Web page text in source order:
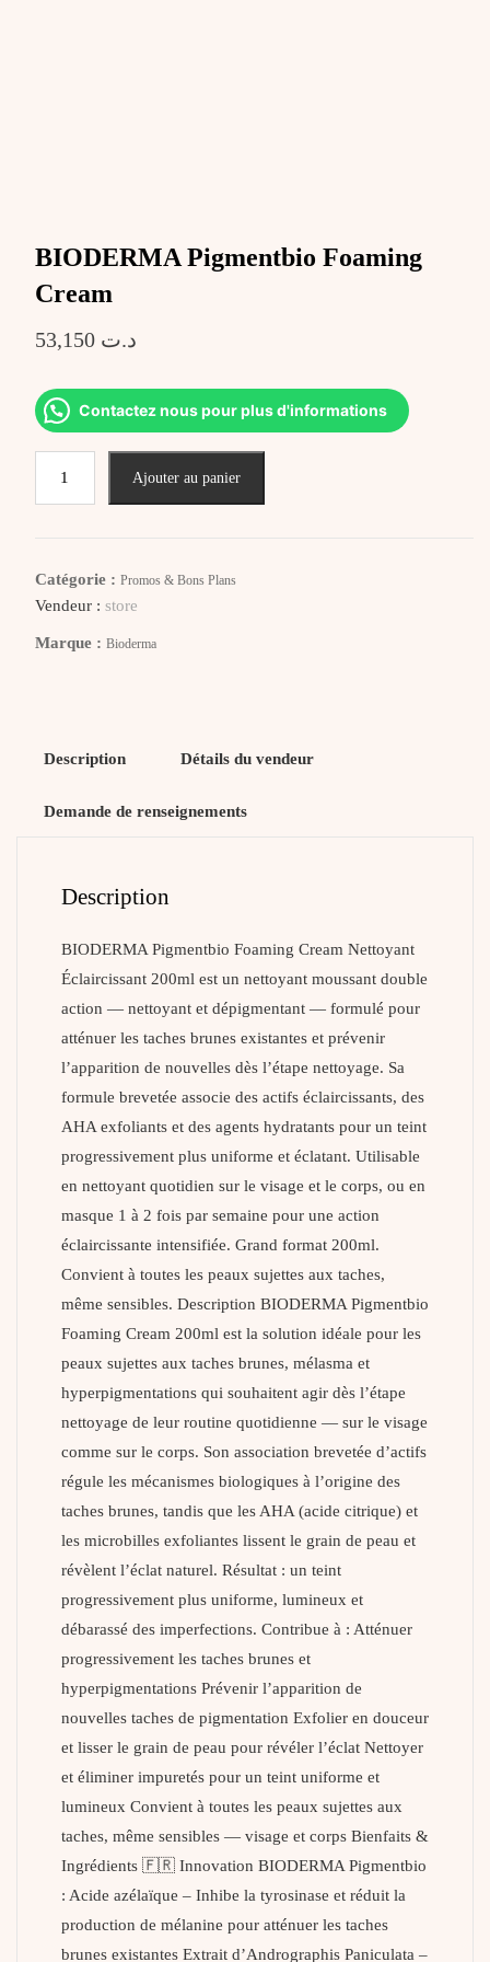
BIODERMA Pigmentbio Foaming
Cream
د.ت 53,150
Contactez nous pour plus d'informations
Ajouter au panier
Catégorie : Promos & Bons Plans
Vendeur : store
Marque : Bioderma
Description Détails du vendeur
Demande de renseignements
Description
BIODERMA Pigmentbio Foaming Cream Nettoyant
Éclaircissant 200ml est un nettoyant moussant double
action — nettoyant et dépigmentant — formulé pour
atténuer les taches brunes existantes et prévenir
l’apparition de nouvelles dès l’étape nettoyage. Sa
formule brevetée associe des actifs éclaircissants, des
AHA exfoliants et des agents hydratants pour un teint
progressivement plus uniforme et éclatant. Utilisable
en nettoyant quotidien sur le visage et le corps, ou en
masque 1 à 2 fois par semaine pour une action
éclaircissante intensifiée. Grand format 200ml.
Convient à toutes les peaux sujettes aux taches,
même sensibles. Description BIODERMA Pigmentbio
Foaming Cream 200ml est la solution idéale pour les
peaux sujettes aux taches brunes, mélasma et
hyperpigmentations qui souhaitent agir dès l’étape
nettoyage de leur routine quotidienne — sur le visage
comme sur le corps. Son association brevetée d’actifs
régule les mécanismes biologiques à l’origine des
taches brunes, tandis que les AHA (acide citrique) et
les microbilles exfoliantes lissent le grain de peau et
révèlent l’éclat naturel. Résultat : un teint
progressivement plus uniforme, lumineux et
débarassé des imperfections. Contribue à : Atténuer
progressivement les taches brunes et
hyperpigmentations Prévenir l’apparition de
nouvelles taches de pigmentation Exfolier en douceur
et lisser le grain de peau pour révéler l’éclat Nettoyer
et éliminer impuretés pour un teint uniforme et
lumineux Convient à toutes les peaux sujettes aux
taches, même sensibles — visage et corps Bienfaits &
Ingrédients 🇫🇷 Innovation BIODERMA Pigmentbio
: Acide azélaïque – Inhibe la tyrosinase et réduit la
production de mélanine pour atténuer les taches
brunes existantes Extrait d’Andrographis Paniculata –